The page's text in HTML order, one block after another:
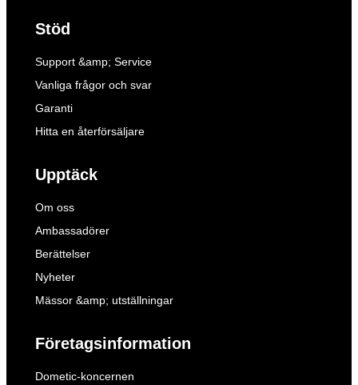
Stöd
Support &amp; Service
Vanliga frågor och svar
Garanti
Hitta en återförsäljare
Upptäck
Om oss
Ambassadörer
Berättelser
Nyheter
Mässor &amp; utställningar
Företagsinformation
Dometic-koncernen